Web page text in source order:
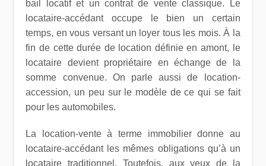
bail locatif et un contrat de vente classique.
Le
locataire-accédant occupe le bien un certain
temps, en vous versant un loyer tous les mois. À la
fin de cette durée de location définie en amont, le
locataire devient propriétaire en échange de la
somme convenue. On parle aussi de location-
accession, un peu sur le modèle de ce qui se fait
pour les automobiles.
La location-vente à terme immobilier donne au
locataire-accédant les mêmes obligations qu’à un
locataire traditionnel. Toutefois, aux yeux de la